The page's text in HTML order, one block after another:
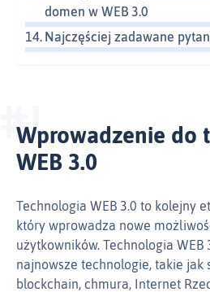
domen w WEB 3.0
Najczęściej zadawane
Wprowadzenie do
WEB 3.0
Technologia WEB 3.0 to kolejny
który wprowadza nowe
użytkowników. Technologia WEB
najnowsze technologie, takie jak
blockchain, chmura, Internet